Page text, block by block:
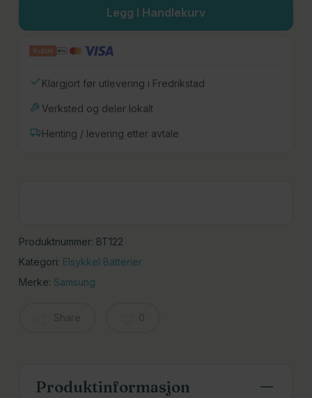
Legg I Handlekurv
Klargjort før utlevering i Fredrikstad
Verksted og deler lokalt
Henting / levering etter avtale
Produktnummer: BT122
Kategori: Elsykkel Batterier
Merke: Samsung
Produktinformasjon